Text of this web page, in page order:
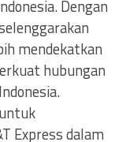
Dengan
mendekatkan
hubungan
Express dalam